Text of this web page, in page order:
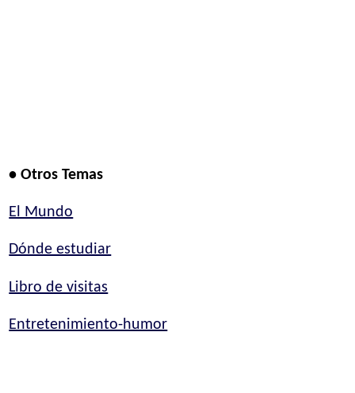
• Otros Temas
El Mundo
Dónde estudiar
Libro de visitas
Entretenimiento-humor